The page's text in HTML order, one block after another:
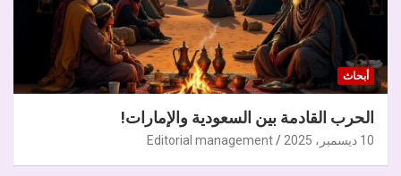
أبحاث
الحرب القادمة بين السعودية والإمارات!
10 ديسمبر، 2025 Editorial management